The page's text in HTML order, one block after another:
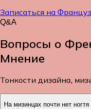
Записаться на
Q&A
Вопросы о
Мнение
Тонкости дизайна,
На мизинцах почти нет